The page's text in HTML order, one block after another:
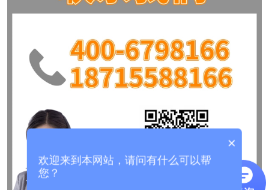
×
欢迎来到本网站，请问有什么可以帮
您？